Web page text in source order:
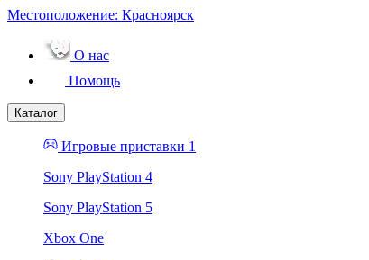
Местоположение: Красноярск
О нас
Помощь
Каталог
Игровые приставки 1
Sony PlayStation 4
Sony PlayStation 5
Xbox One